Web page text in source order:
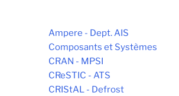
Ampere - Dept. AIS
Composants et Systèmes
CRAN - MPSI
CReSTIC - ATS
CRIStAL - Defrost